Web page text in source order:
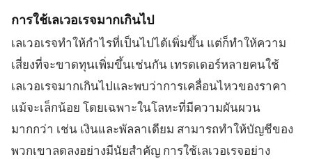
การใช้เลเวอเรจมากเกินไป
เลเวอเรจทำให้กำไรที่เป็นไปได้เพิ่มขึ้น แต่ก็ทำให้ความ
เสี่ยงที่จะขาดทุนเพิ่มขึ้นเช่นกัน เทรดเดอร์หลายคนใช้
เลเวอเรจมากเกินไปและพบว่าการเคลื่อนไหวของราคา
แม้จะเล็กน้อย โดยเฉพาะในโลหะที่มีความผันผวน
มากกว่า เช่น เงินและพัลลาเดียม สามารถทำให้บัญชีของ
พวกเขาลดลงอย่างมีนัยสำคัญ การใช้เลเวอเรจอย่าง